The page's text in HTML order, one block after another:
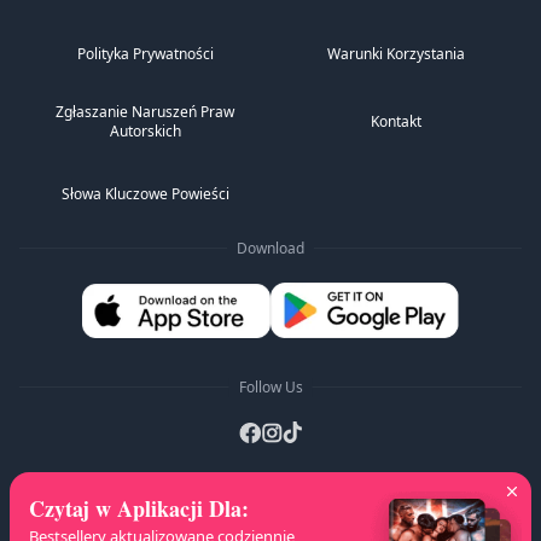
Polityka Prywatności Warunki Korzystania
Zgłaszanie Naruszeń Praw
Autorskich
Kontakt
Słowa Kluczowe Powieści
Download
Follow Us
Listy A-Z: A B C D I J
K
Czytaj w Aplikacji Dla:
Bestsellery aktualizowane codziennie